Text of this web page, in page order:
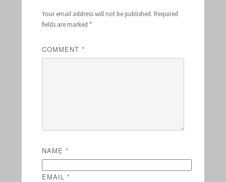
Your email address will not be published. Required
fields are marked *
COMMENT *
NAME *
EMAIL *